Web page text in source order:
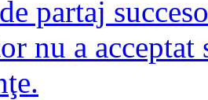
partaj
nu a